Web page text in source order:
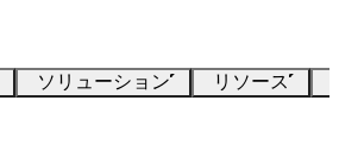
ソリューション リソース